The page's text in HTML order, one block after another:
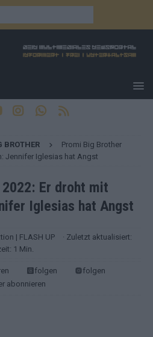
BROTHER
Promi Big Brother
Jennifer Iglesias hat Angst
Er droht mit
Iglesias hat Angst
| FLASH UP
· Zuletzt aktualisiert:
1 Min.
folgen
folgen
abonnieren